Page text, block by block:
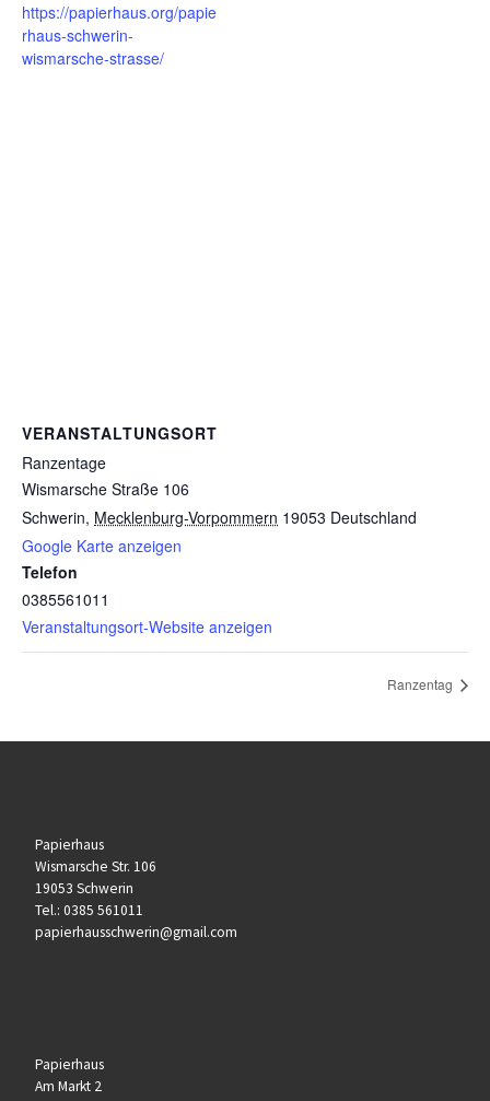
https://papierhaus.org/papie
rhaus-schwerin-
wismarsche-strasse/
VERANSTALTUNGSORT
Ranzentage
Wismarsche Straße 106
Schwerin, Mecklenburg-Vorpommern 19053 Deutschland
Google Karte anzeigen
Telefon
0385561011
Veranstaltungsort-Website anzeigen
Ranzentag
Papierhaus
Wismarsche Str. 106
19053 Schwerin
Tel.: 0385 561011
papierhausschwerin@gmail.com
Papierhaus
Am Markt 2